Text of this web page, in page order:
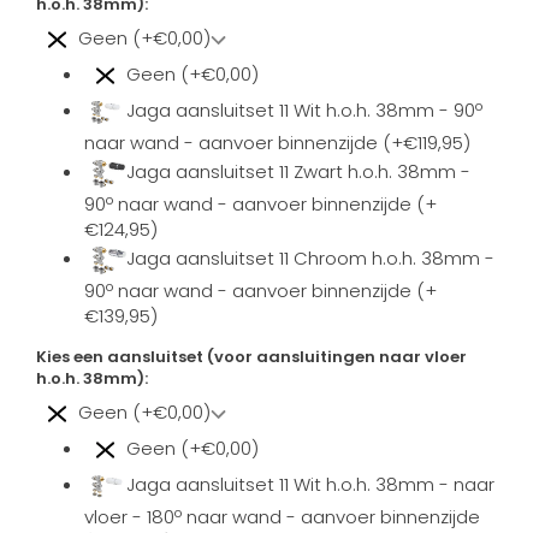
Geen (+€0,00)
Geen (+€0,00)
Jaga aansluitset 11 Wit h.o.h. 38mm - 90º
naar wand - aanvoer binnenzijde (+€119,95)
Jaga aansluitset 11 Zwart h.o.h. 38mm -
90º naar wand - aanvoer binnenzijde (+
€124,95)
Jaga aansluitset 11 Chroom h.o.h. 38mm -
90º naar wand - aanvoer binnenzijde (+
€139,95)
Kies een aansluitset (voor aansluitingen naar vloer
h.o.h. 38mm):
Geen (+€0,00)
Geen (+€0,00)
Jaga aansluitset 11 Wit h.o.h. 38mm - naar
vloer - 180º naar wand - aanvoer binnenzijde